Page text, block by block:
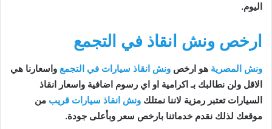
اليوم.
ارخص ونش انقاذ في التجمع
ونش المصرية هو ارخص ونش انقاذ سيارات في التجمع واسعارنا هي
الاقل ولن نطالبك بـ اكرامية او اي رسوم اضافية واسعار انقاذ
السيارات تعتبر رمزية لاننا نمتلك ونش انقاذ سيارات قريب من
موقعك لذلك نقدم خدماتنا بارخص سعر وبأعلى جودة.